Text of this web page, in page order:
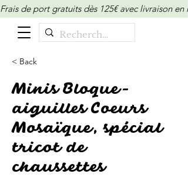
Frais de port gratuits dès 125€ avec livraison
< Back
Minis Bloque-
aiguilles Coeurs
Mosaïque, spécial
tricot de
chaussettes